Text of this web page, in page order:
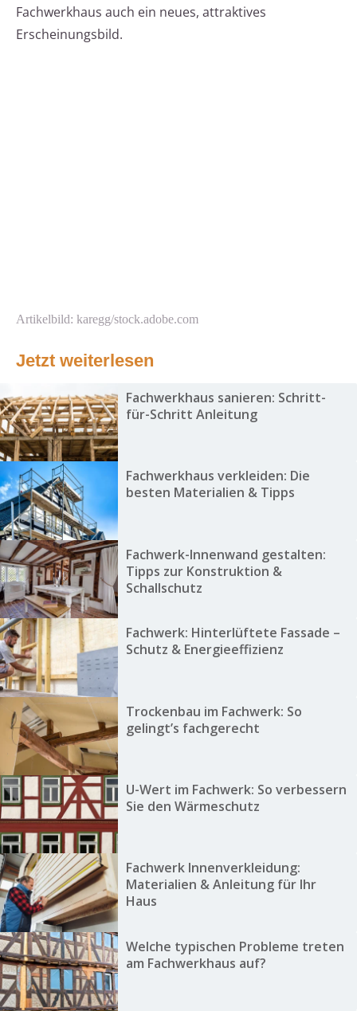
Fachwerkhaus auch ein neues, attraktives
Erscheinungsbild.
Artikelbild: karegg/stock.adobe.com
Jetzt weiterlesen
Fachwerkhaus sanieren: Schritt-
für-Schritt Anleitung
Fachwerkhaus verkleiden: Die
besten Materialien & Tipps
Fachwerk-Innenwand gestalten:
Tipps zur Konstruktion &
Schallschutz
Fachwerk: Hinterlüftete Fassade –
Schutz & Energieeffizienz
Trockenbau im Fachwerk: So
gelingt’s fachgerecht
U-Wert im Fachwerk: So verbessern
Sie den Wärmeschutz
Fachwerk Innenverkleidung:
Materialien & Anleitung für Ihr
Haus
Welche typischen Probleme treten
am Fachwerkhaus auf?